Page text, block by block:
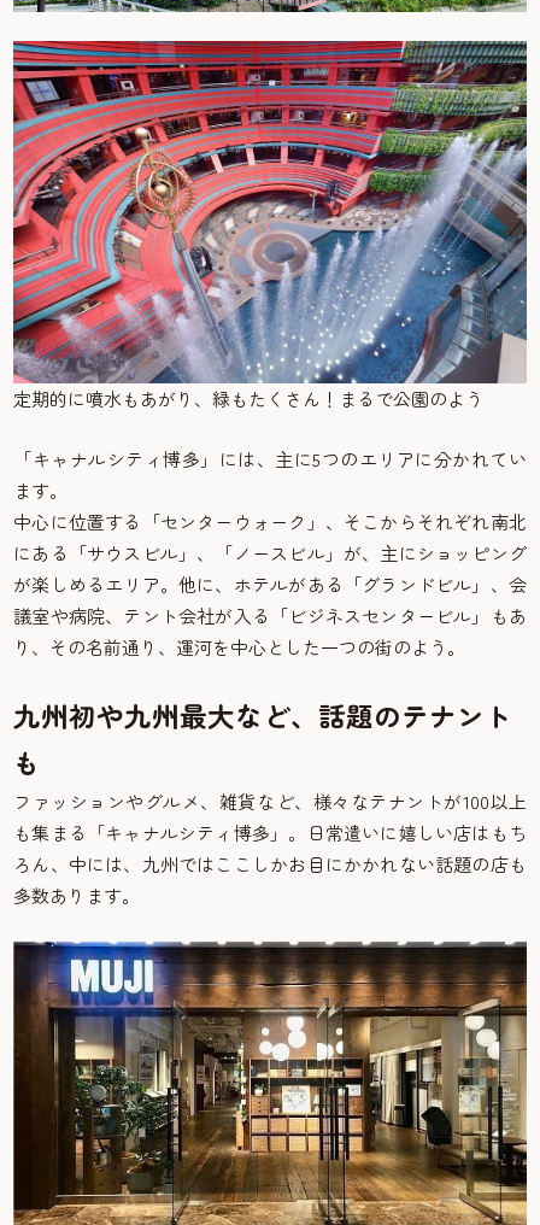
定期的に噴水もあがり、緑もたくさん！まるで公園のよう
「キャナルシティ博多」には、主に5つのエリアに分かれてい
ます。
中心に位置する「センターウォーク」、そこからそれぞれ南北
にある「サウスビル」、「ノースビル」が、主にショッピング
が楽しめるエリア。他に、ホテルがある「グランドビル」、会
議室や病院、テント会社が入る「ビジネスセンタービル」もあ
り、その名前通り、運河を中心とした一つの街のよう。
九州初や九州最大など、話題のテナント
も
ファッションやグルメ、雑貨など、様々なテナントが100以上
も集まる「キャナルシティ博多」。日常遣いに嬉しい店はもち
ろん、中には、九州ではここしかお目にかかれない話題の店も
多数あります。